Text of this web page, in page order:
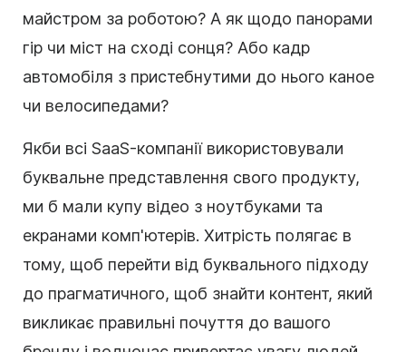
майстром за роботою? А як щодо панорами
гір чи міст на сході сонця? Або кадр
автомобіля з пристебнутими до нього каное
чи велосипедами?
Якби всі SaaS-компанії використовували
буквальне представлення свого продукту,
ми б мали купу відео з ноутбуками та
екранами комп'ютерів. Хитрість полягає в
тому, щоб перейти від буквального підходу
до прагматичного, щоб знайти контент, який
викликає правильні почуття до вашого